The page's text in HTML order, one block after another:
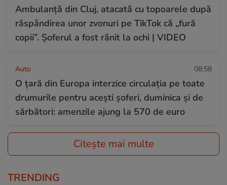
Ambulanță din Cluj, atacată cu topoarele după
răspândirea unor zvonuri pe TikTok că „fură
copii”. Șoferul a fost rănit la ochi | VIDEO
Auto 08:58
O țară din Europa interzice circulația pe toate
drumurile pentru acești șoferi, duminica și de
sărbători: amenzile ajung la 570 de euro
Citește mai multe
TRENDING